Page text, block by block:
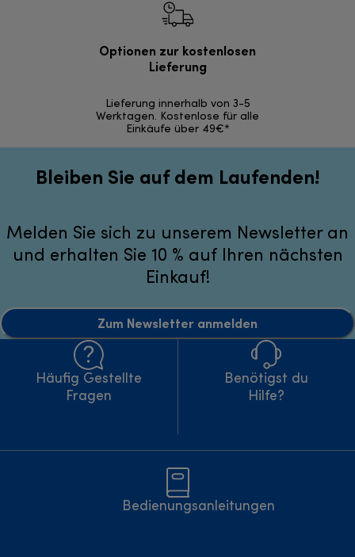
Optionen zur kostenlosen
Lieferung
Lieferung innerhalb von 3-5
Werktagen. Kostenlose für alle
Einkäufe über 49€*
Bleiben Sie auf dem Laufenden!
Melden Sie sich zu unserem Newsletter an
und erhalten Sie 10 % auf Ihren nächsten
Einkauf!
Zum Newsletter anmelden
Häufig Gestellte
Fragen
Benötigst du
Hilfe?
Bedienungsanleitungen